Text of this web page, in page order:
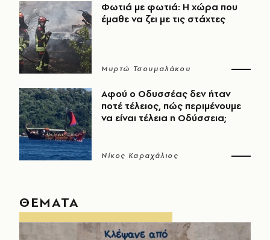
Φωτιά με φωτιά: Η χώρα που
έμαθε να ζει με τις στάχτες
Μυρτώ Τσουμαλάκου
Αφού ο Οδυσσέας δεν ήταν
ποτέ τέλειος, πώς περιμένουμε
να είναι τέλεια η Οδύσσεια;
Νίκος Καραχάλιος
ΘΕΜΑΤΑ